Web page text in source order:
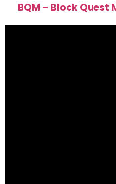
BQM – Block Quest